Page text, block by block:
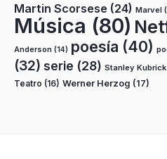
Martin Scorsese (24) Marvel
Música (80)
Anderson (14) poesía (40)
(32) serie (28) Stanley Kubrick
Teatro (16) Werner Herzog (17)